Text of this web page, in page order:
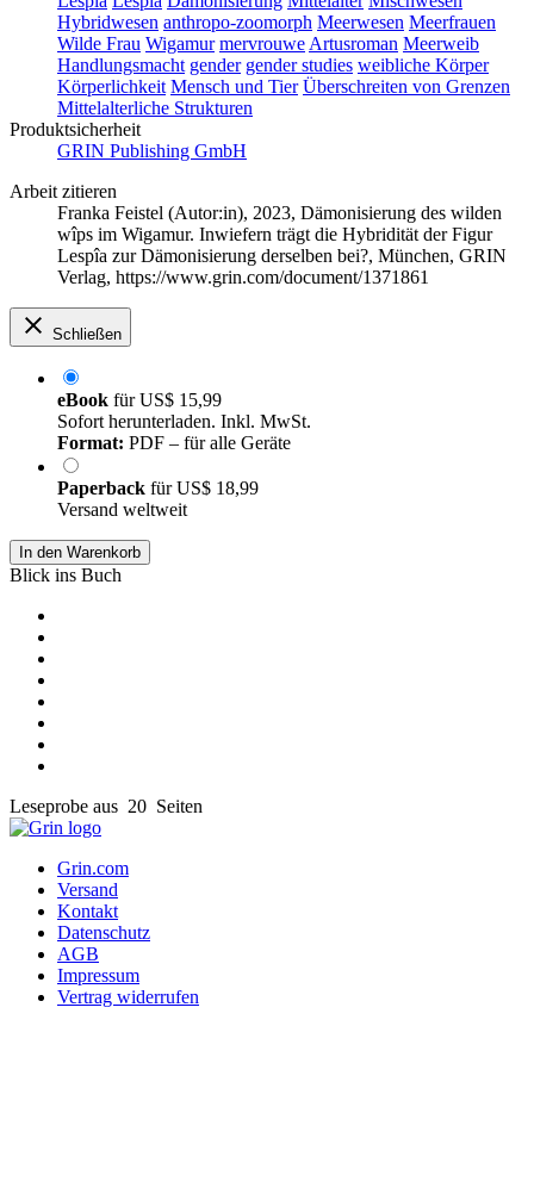
Hybridwesen anthropo-zoomorph Meerwesen Meerfrauen
Wilde Frau Wigamur mervrouwe Artusroman Meerweib
Handlungsmacht gender gender studies weibliche Körper
Körperlichkeit Mensch und Tier Überschreiten von Grenzen
Mittelalterliche Strukturen
Produktsicherheit
GRIN Publishing GmbH
Arbeit zitieren
Franka Feistel (Autor:in), 2023, Dämonisierung des wilden
wîps im Wigamur. Inwiefern trägt die Hybridität der Figur
Lespîa zur Dämonisierung derselben bei?, München, GRIN
Verlag, https://www.grin.com/document/1371861
Schließen
eBook fürUS$ 15,99
Sofort herunterladen. Inkl. MwSt.
Format: PDF – für alle Geräte
Paperback fürUS$ 18,99
Versand weltweit
In den Warenkorb
Blick ins Buch
Leseprobe aus 20 Seiten
Grin.com
Versand
Kontakt
Datenschutz
AGB
Impressum
Vertrag widerrufen